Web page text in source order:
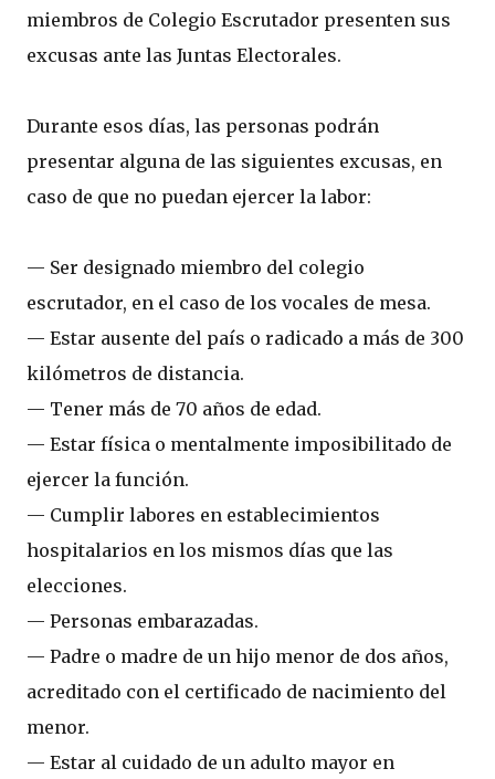
miembros de Colegio Escrutador presenten sus
excusas ante las Juntas Electorales.
Durante esos días, las personas podrán
presentar alguna de las siguientes excusas, en
caso de que no puedan ejercer la labor:
— Ser designado miembro del colegio
escrutador, en el caso de los vocales de mesa.
— Estar ausente del país o radicado a más de 300
kilómetros de distancia.
— Tener más de 70 años de edad.
— Estar física o mentalmente imposibilitado de
ejercer la función.
— Cumplir labores en establecimientos
hospitalarios en los mismos días que las
elecciones.
— Personas embarazadas.
— Padre o madre de un hijo menor de dos años,
acreditado con el certificado de nacimiento del
menor.
— Estar al cuidado de un adulto mayor en